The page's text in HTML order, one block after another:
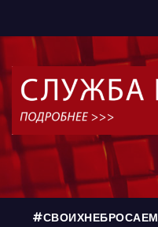
#СВОИХНЕБРОСАЕМ